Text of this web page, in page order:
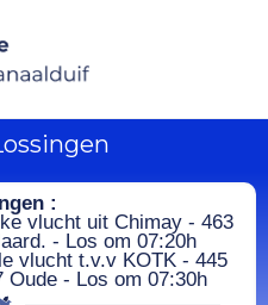
:
vlucht uit Chimay - 463
- Los om 07:20h
vlucht t.v.v KOTK - 445
Oude - Los om 07:30h